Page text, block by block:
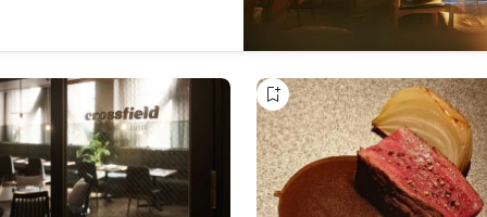
と出会えるお店です。